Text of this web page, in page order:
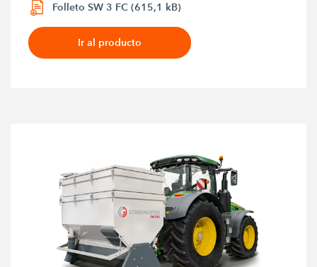
Folleto SW 3 FC (615,1 kB)
Ir al producto